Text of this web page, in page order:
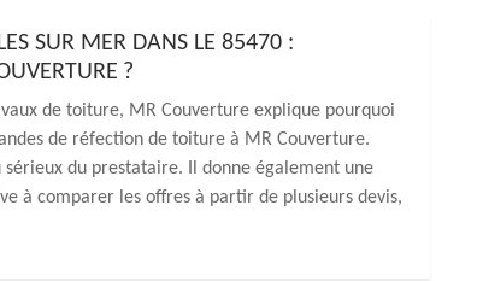
SUR MER DANS LE 85470 :
?
de toiture, MR Couverture explique pourquoi
de réfection de toiture à MR Couverture.
du prestataire. Il donne également une
à comparer les offres à partir de plusieurs devis,